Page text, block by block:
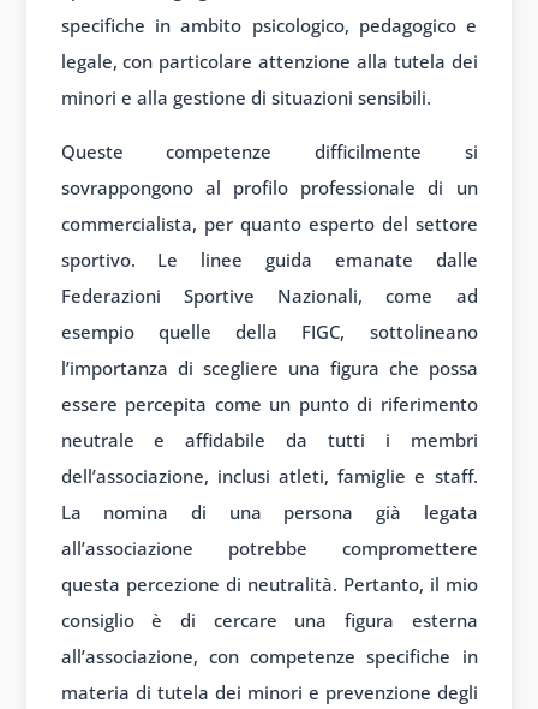
specifiche in ambito psicologico, pedagogico e
legale, con particolare attenzione alla tutela dei
minori e alla gestione di situazioni sensibili.
Queste competenze difficilmente si
sovrappongono al profilo professionale di un
commercialista, per quanto esperto del settore
sportivo. Le linee guida emanate dalle
Federazioni Sportive Nazionali, come ad
esempio quelle della FIGC, sottolineano
l’importanza di scegliere una figura che possa
essere percepita come un punto di riferimento
neutrale e affidabile da tutti i membri
dell’associazione, inclusi atleti, famiglie e staff.
La nomina di una persona già legata
all’associazione potrebbe compromettere
questa percezione di neutralità. Pertanto, il mio
consiglio è di cercare una figura esterna
all’associazione, con competenze specifiche in
materia di tutela dei minori e prevenzione degli